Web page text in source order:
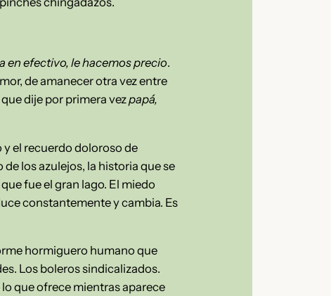
en efectivo, le hacemos precio.
de amanecer otra vez entre
dije por primera vezpapá,
el recuerdo doloroso de
los azulejos, la historia que se
fue el gran lago. El miedo
constantemente y cambia. Es
hormiguero humano que
Los boleros sindicalizados.
que ofrece mientras aparece